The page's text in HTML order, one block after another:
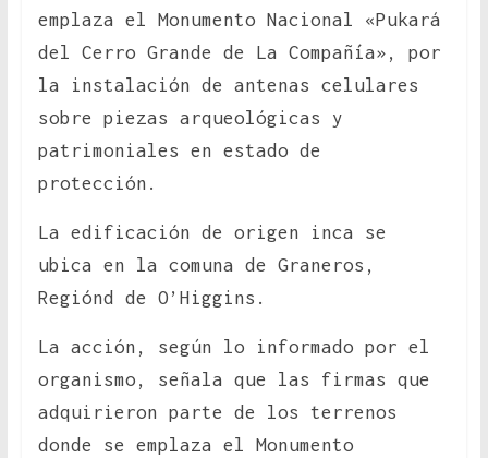
emplaza el Monumento Nacional «Pukará
del Cerro Grande de La Compañía», por
la instalación de antenas celulares
sobre piezas arqueológicas y
patrimoniales en estado de
protección.
La edificación de origen inca se
ubica en la comuna de Graneros,
Regiónd de O’Higgins.
La acción, según lo informado por el
organismo, señala que las firmas que
adquirieron parte de los terrenos
donde se emplaza el Monumento